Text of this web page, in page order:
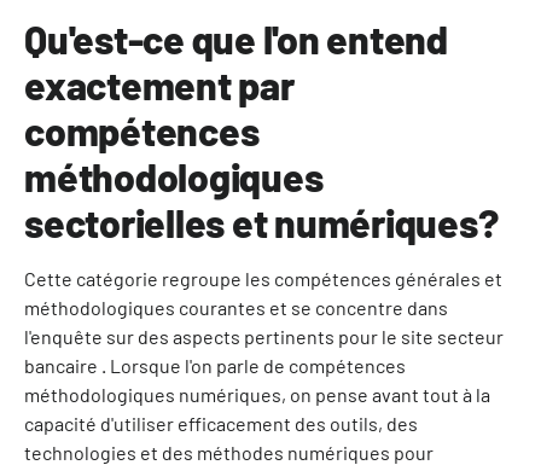
Qu'est-ce que l'on entend
exactement par
compétences
méthodologiques
sectorielles et numériques?
Cette catégorie regroupe les compétences générales et
méthodologiques courantes et se concentre dans
l'enquête sur des aspects pertinents pour le site secteur
bancaire . Lorsque l'on parle de compétences
méthodologiques numériques, on pense avant tout à la
capacité d'utiliser efficacement des outils, des
technologies et des méthodes numériques pour